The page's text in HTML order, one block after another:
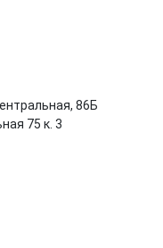
86Б
75 к. 3